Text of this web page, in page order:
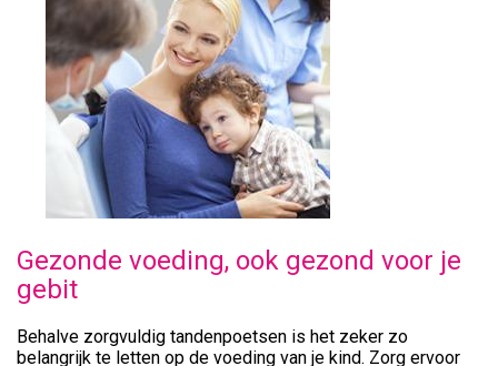
Gezonde voeding, ook gezond voor je
gebit
Behalve zorgvuldig tandenpoetsen is het zeker zo
belangrijk te letten op de voeding van je kind. Zorg ervoor